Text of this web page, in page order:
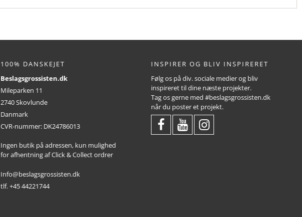
100% DANSKEJET
Beslagsgrossisten.dk
Mileparken 11
2740 Skovlunde
Danmark
CVR-nummer: DK24786013
Ingen butik på adressen, kun mulighed
for afhentning af Click & Collect ordrer
Info@beslagsgrossisten.dk
tlf. +45 44221744
INSPIRER OG BLIV INSPIRERET
Følg os på div. sociale medier og bliv
inspireret til dine næste projekter.
Tag os gerne med #beslagsgrossisten.dk
når du poster et projekt.